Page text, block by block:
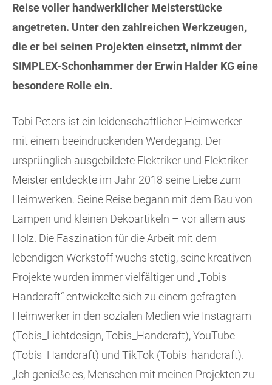
Reise voller handwerklicher Meisterstücke
angetreten. Unter den zahlreichen Werkzeugen,
die er bei seinen Projekten einsetzt, nimmt der
SIMPLEX-Schonhammer der Erwin Halder KG eine
besondere Rolle ein.
Tobi Peters ist ein leidenschaftlicher Heimwerker
mit einem beeindruckenden Werdegang. Der
ursprünglich ausgebildete Elektriker und Elektriker-
Meister entdeckte im Jahr 2018 seine Liebe zum
Heimwerken. Seine Reise begann mit dem Bau von
Lampen und kleinen Dekoartikeln – vor allem aus
Holz. Die Faszination für die Arbeit mit dem
lebendigen Werkstoff wuchs stetig, seine kreativen
Projekte wurden immer vielfältiger und „Tobis
Handcraft“ entwickelte sich zu einem gefragten
Heimwerker in den sozialen Medien wie Instagram
(Tobis_Lichtdesign, Tobis_Handcraft), YouTube
(Tobis_Handcraft) und TikTok (Tobis_handcraft).
„Ich genieße es, Menschen mit meinen Projekten zu